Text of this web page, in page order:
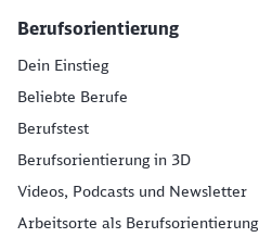
Berufsorientierung
Dein Einstieg
Beliebte Berufe
Berufstest
Berufsorientierung in 3D
Videos, Podcasts und Newsletter
Arbeitsorte als Berufsorientierung